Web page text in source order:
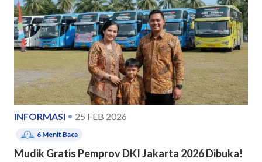
INFORMASI 25 FEB 2026
6 Menit Baca
Mudik Gratis Pemprov DKI Jakarta 2026 Dibuka!